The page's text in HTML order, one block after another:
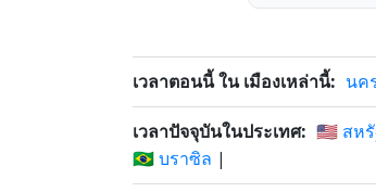
เวลาตอนนี้ ใน เมืองเหล่านี้: นค
เวลาปัจจุบันในประเทศ: 🇺🇸 สห
🇧🇷 บราซิล |